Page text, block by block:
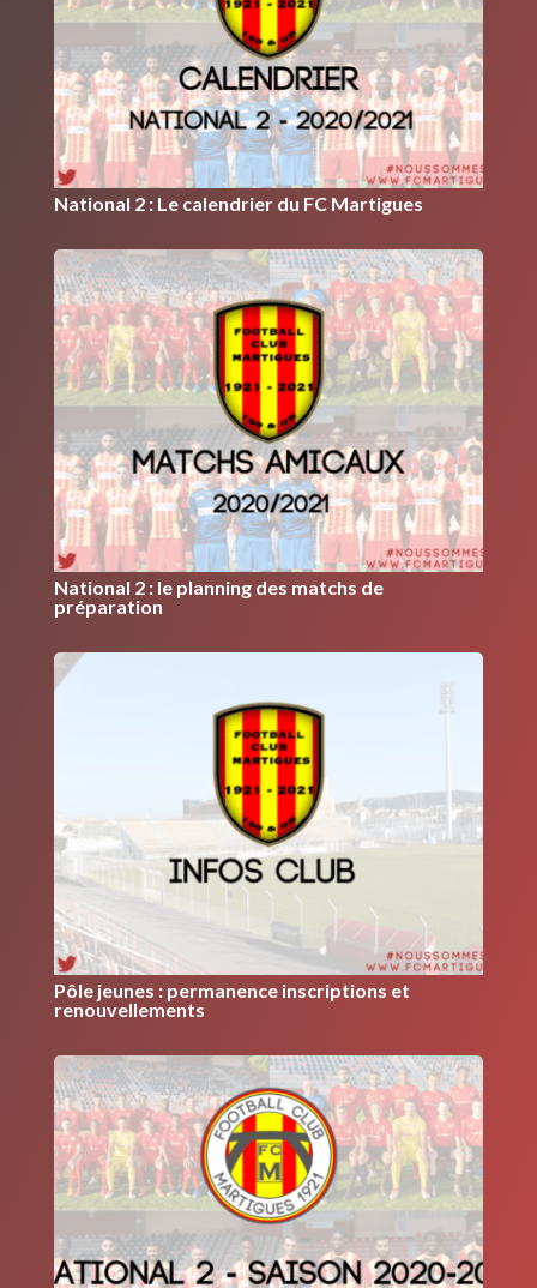
National 2 : Le calendrier du FC Martigues
National 2 : le planning des matchs de
préparation
Pôle jeunes : permanence inscriptions et
renouvellements